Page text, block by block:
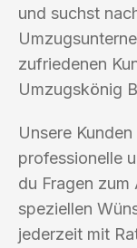
und suchst
zufriedenen
Umzugskönig
Unsere
professionelle
du Fragen
speziellen
jederzeit mit